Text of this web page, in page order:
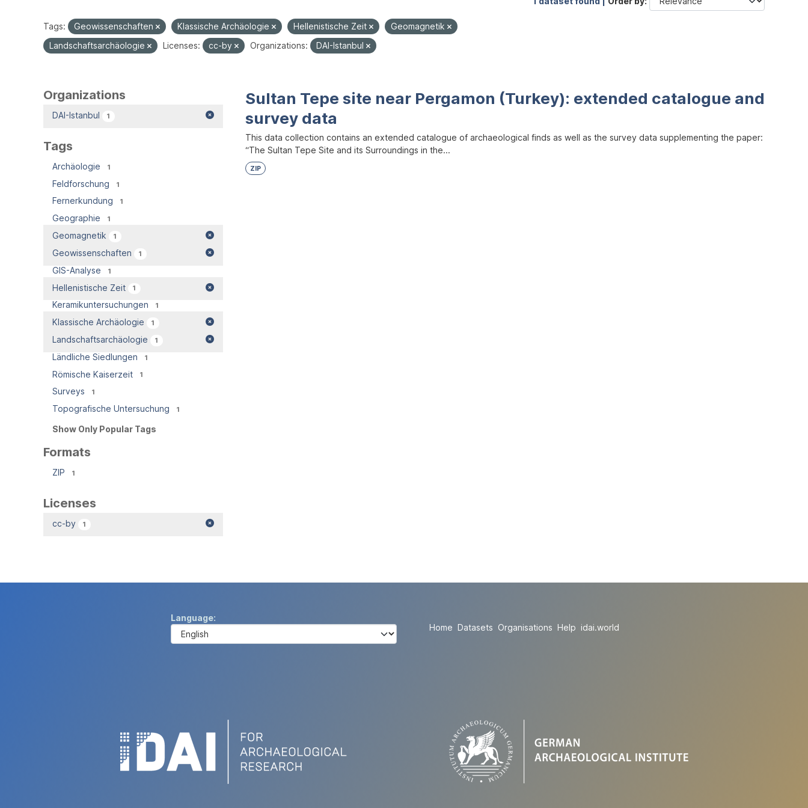
Tags: Geowissenschaften Klassische Archäologie Hellenistische Zeit
Geomagnetik
Landschaftsarchäologie
Licenses: cc-by Organizations: DAI-Istanbul
Organizations
DAI-Istanbul 1
Tags
Archäologie 1
Feldforschung 1
Fernerkundung 1
Geographie 1
Geomagnetik 1
Geowissenschaften 1
GIS-Analyse 1
Hellenistische Zeit 1
Keramikuntersuchungen 1
Klassische Archäologie 1
Landschaftsarchäologie 1
Ländliche Siedlungen 1
Römische Kaiserzeit 1
Surveys 1
Topografische Untersuchung 1
Show Only Popular Tags
Formats
ZIP 1
Licenses
cc-by 1
Sultan Tepe site near Pergamon (Turkey): extended catalogue and
survey data
This data collection contains an extended catalogue of archaeological finds as well as the survey data supplementing the paper:
“The Sultan Tepe Site and its Surroundings in the...
ZIP
Language
Home Datasets Organisations Help idai.world